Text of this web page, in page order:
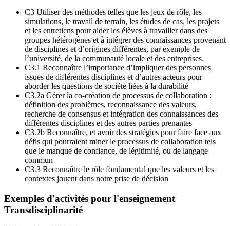
C3 Utiliser des méthodes telles que les jeux de rôle, les
simulations, le travail de terrain, les études de cas, les projets
et les entretiens pour aider les élèves à travailler dans des
groupes hétérogènes et à intégrer des connaissances provenant
de disciplines et d’origines différentes, par exemple de
l’université, de la communauté locale et des entreprises.
C3.1 Reconnaître l’importance d’impliquer des personnes
issues de différentes disciplines et d’autres acteurs pour
aborder les questions de société liées à la durabilité
C3.2a Gérer la co-création de processus de collaboration :
définition des problèmes, reconnaissance des valeurs,
recherche de consensus et intégration des connaissances des
différentes disciplines et des autres parties prenantes
C3.2b Reconnaître, et avoir des stratégies pour faire face aux
défis qui pourraient miner le processus de collaboration tels
que le manque de confiance, de légitimité, ou de langage
commun
C3.3 Reconnaître le rôle fondamental que les valeurs et les
contextes jouent dans notre prise de décision
Exemples d'activités pour l'enseignement
Transdisciplinarité